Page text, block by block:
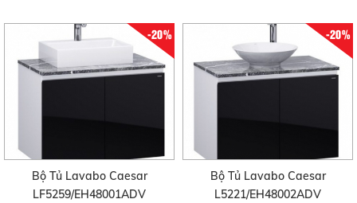
-20%
Bộ Tủ Lavabo Caesar
LF5259/EH48001ADV
-20%
Bộ Tủ Lavabo Caesar
L5221/EH48002ADV